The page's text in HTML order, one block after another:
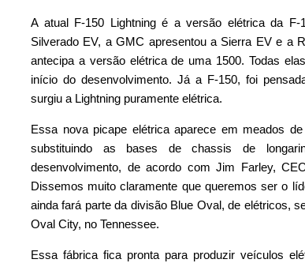
A atual F-150 Lightning é a versão elétrica da F-
Silverado EV, a GMC apresentou a Sierra EV e a
antecipa a versão elétrica de uma 1500. Todas
início do desenvolvimento. Já a F-150, foi
surgiu a Lightning puramente elétrica.
Essa nova picape elétrica aparece em meados
substituindo as bases de chassis de
desenvolvimento, de acordo com Jim Farley,
Dissemos muito claramente que queremos ser o
ainda fará parte da divisão Blue Oval, de elétricos,
Oval City, no Tennessee.
Essa fábrica fica pronta para produzir veículos